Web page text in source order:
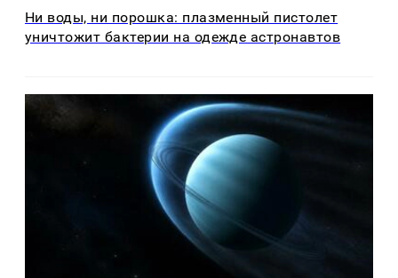
Ни воды, ни порошка: плазменный пистолет
уничтожит бактерии на одежде астронавтов